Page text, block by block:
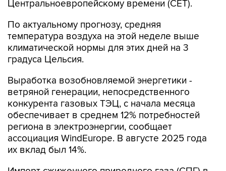
Центральноевропейскому времени (CET).
По актуальному прогнозу, средняя
температура воздуха на этой неделе выше
климатической нормы для этих дней на 3
градуса Цельсия.
Выработка возобновляемой энергетики -
ветряной генерации, непосредственного
конкурента газовых ТЭЦ, с начала месяца
обеспечивает в среднем 12% потребностей
региона в электроэнергии, сообщает
ассоциация WindEurope. В августе 2025 года
их вклад был 14%.